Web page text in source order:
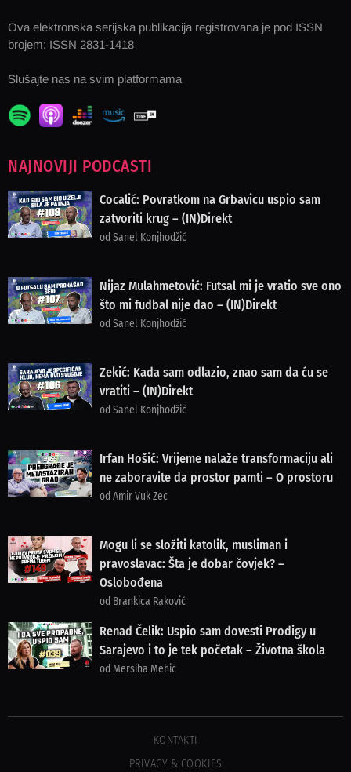
Ova elektronska serijska publikacija registrovana je pod ISSN
brojem: ISSN 2831-1418
Slušajte nas na svim platformama
NAJNOVIJI PODCASTI
Cocalić: Povratkom na Grbavicu uspio sam
zatvoriti krug – (IN)Direkt
od Sanel Konjhodžić
Nijaz Mulahmetović: Futsal mi je vratio sve ono
što mi fudbal nije dao – (IN)Direkt
od Sanel Konjhodžić
Zekić: Kada sam odlazio, znao sam da ću se
vratiti – (IN)Direkt
od Sanel Konjhodžić
Irfan Hošić: Vrijeme nalaže transformaciju ali
ne zaboravite da prostor pamti – O prostoru
od Amir Vuk Zec
Mogu li se složiti katolik, musliman i
pravoslavac: Šta je dobar čovjek? –
Oslobođena
od Brankica Raković
Renad Čelik: Uspio sam dovesti Prodigy u
Sarajevo i to je tek početak – Životna škola
od Mersiha Mehić
KONTAKTI
PRIVACY & COOKIES